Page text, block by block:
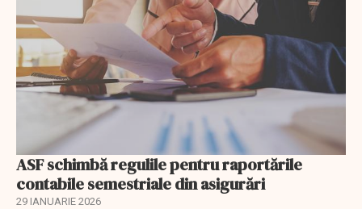
ASF schimbă regulile pentru raportările
contabile semestriale din asigurări
29 IANUARIE 2026